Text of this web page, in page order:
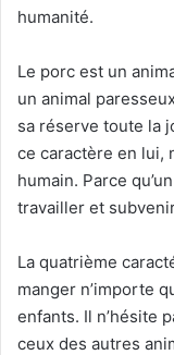
humanité.
Le porc est un
un animal
sa réserve toute la
ce caractère en lui,
humain. Parce
travailler et
La quatrième
manger n’importe
enfants. Il n’hésite
ceux des autres